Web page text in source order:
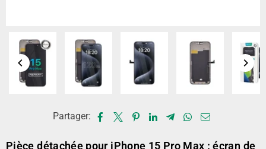
Partager:
Pièce détachée pour iPhone 15 Pro Max : écran de